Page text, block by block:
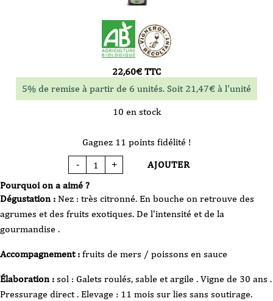
Pourquoi on a aimé ?
Dégustation : Nez : très citronné. En bouche on retrouve des
agrumes et des fruits exotiques. De l'intensité et de la
gourmandise .
Accompagnement : fruits de mers / poissons en sauce
Élaboration : sol : Galets roulés, sable et argile . Vigne de 30 ans .
Pressurage direct . Elevage : 11 mois sur lies sans soutirage.
22,60€ TTC
5% de remise à partir de 6 unités. Soit 21,47€ à l'unité
10 en stock
Gagnez 11 points fidélité !
-
quantité
de
Blanc
François
-
de
récré
2024
-
+ AJOUTER